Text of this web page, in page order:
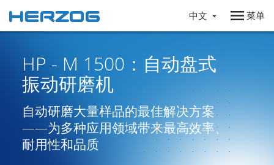
菜单
中文
HP - M 1500：自动盘式
振动研磨机
自动研磨大量样品的最佳解决方案
——为多种应用领域带来最高效率、
耐用性和品质